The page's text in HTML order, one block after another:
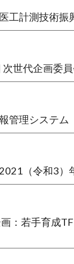
工計測技術
次世代企画委
管理システ
（令和3
：若手育成